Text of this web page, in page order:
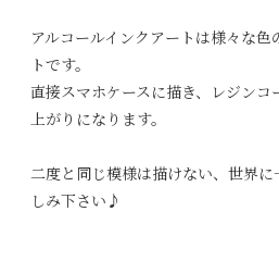
アルコールインクアートは様々な
トです。
直接スマホケースに描き、レジンコ
上がりになります。
二度と同じ模様は描けない、世界
しみ下さい♪